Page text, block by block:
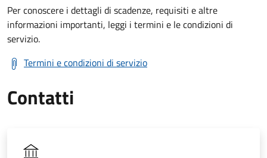
Per conoscere i dettagli di scadenze, requisiti e altre
informazioni importanti, leggi i termini e le condizioni di
servizio.
Termini e condizioni di servizio
Contatti